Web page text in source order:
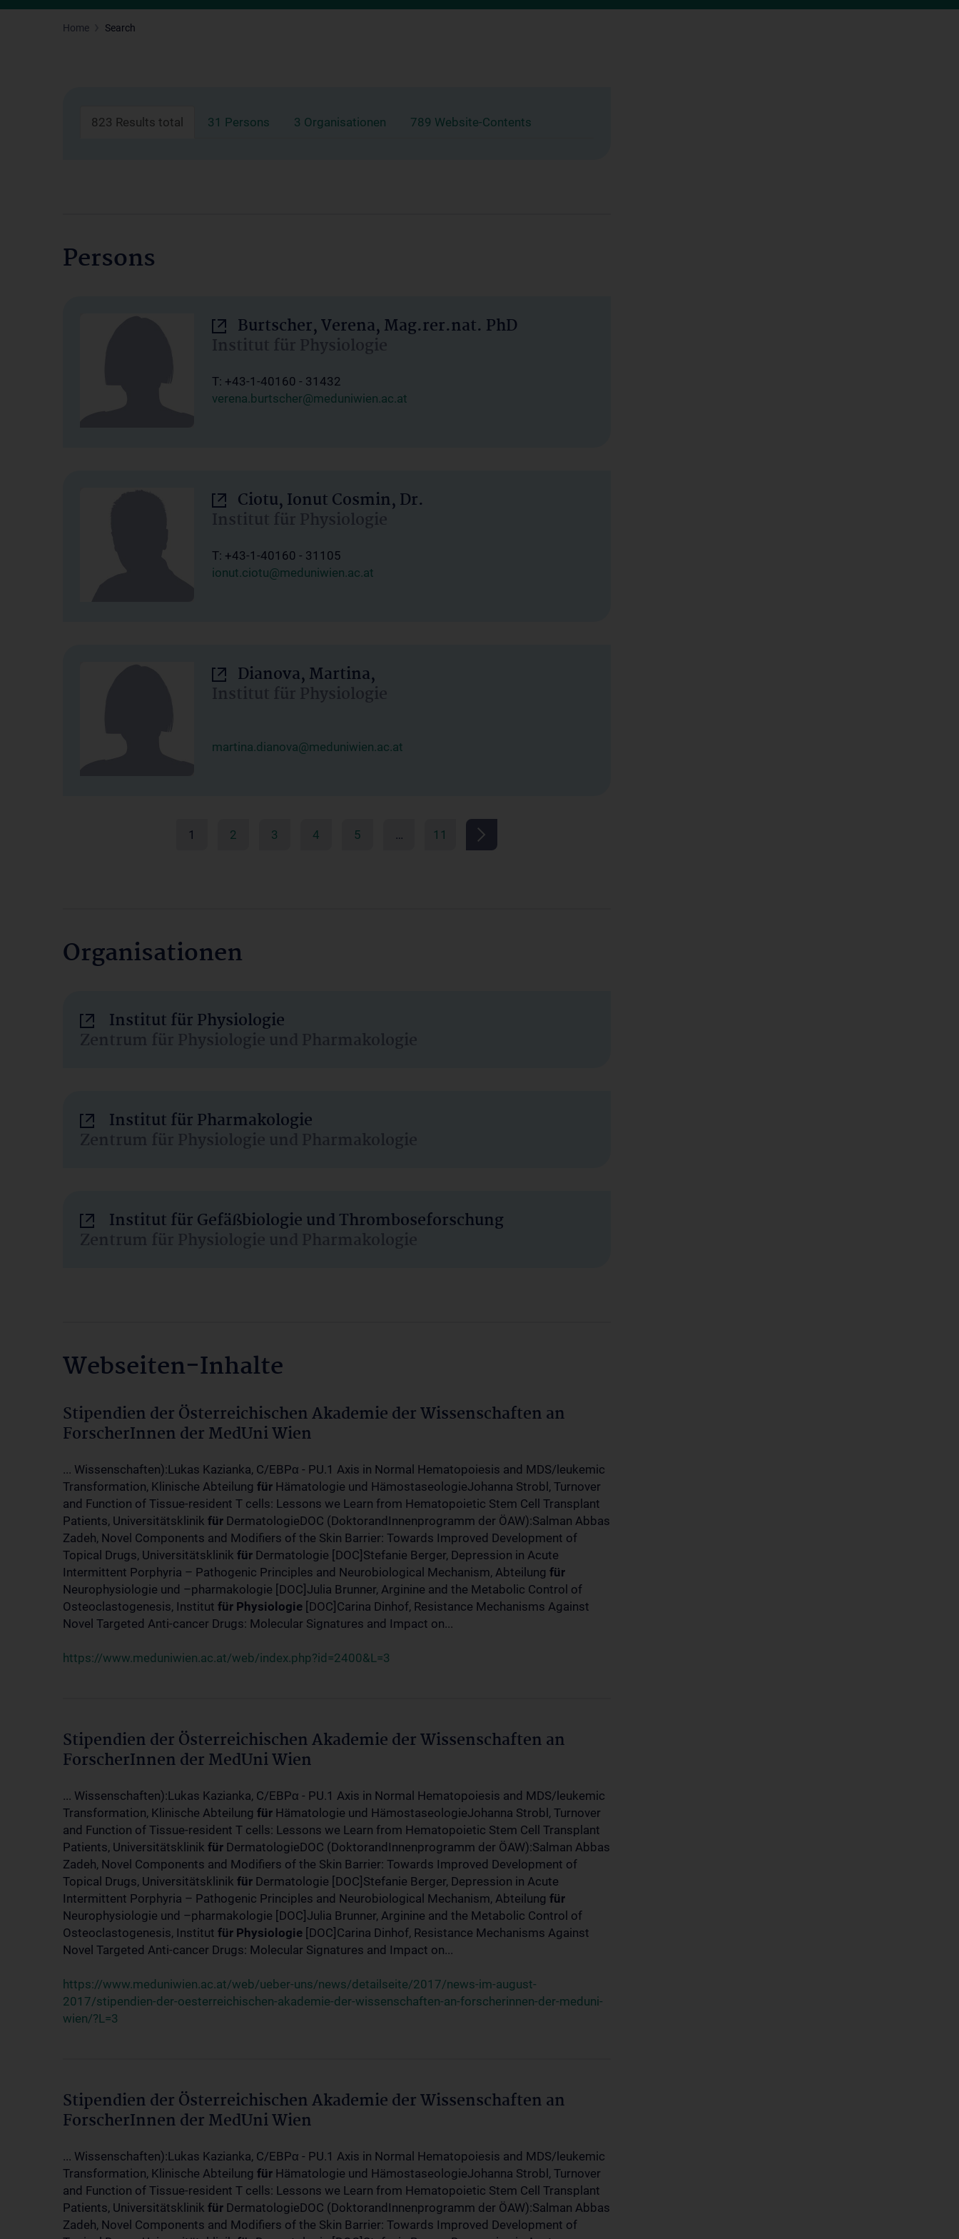
Home Search
823 Results total 31 Persons 3 Organisationen 789 Website-Contents
Persons
Burtscher, Verena, Mag.rer.nat. PhD
Institut für Physiologie
T: +43-1-40160 - 31432
verena.burtscher@meduniwien.ac.at
Ciotu, Ionut Cosmin, Dr.
Institut für Physiologie
T: +43-1-40160 - 31105
ionut.ciotu@meduniwien.ac.at
Dianova, Martina,
Institut für Physiologie
martina.dianova@meduniwien.ac.at
1 2 3 4 5 … 11
Organisationen
Institut für Physiologie
Zentrum für Physiologie und Pharmakologie
Institut für Pharmakologie
Zentrum für Physiologie und Pharmakologie
Institut für Gefäßbiologie und Thromboseforschung
Zentrum für Physiologie und Pharmakologie
Webseiten-Inhalte
Stipendien der Österreichischen Akademie der Wissenschaften an
ForscherInnen der MedUni Wien
... Wissenschaften):Lukas Kazianka, C/EBPα - PU.1 Axis in Normal Hematopoiesis and MDS/leukemic
Transformation, Klinische Abteilung für Hämatologie und HämostaseologieJohanna Strobl, Turnover
and Function of Tissue-resident T cells: Lessons we Learn from Hematopoietic Stem Cell Transplant
Patients, Universitätsklinik für DermatologieDOC (DoktorandInnenprogramm der ÖAW):Salman Abbas
Zadeh, Novel Components and Modifiers of the Skin Barrier: Towards Improved Development of
Topical Drugs, Universitätsklinik für Dermatologie [DOC]Stefanie Berger, Depression in Acute
Intermittent Porphyria – Pathogenic Principles and Neurobiological Mechanism, Abteilung für
Neurophysiologie und –pharmakologie [DOC]Julia Brunner, Arginine and the Metabolic Control of
Osteoclastogenesis, Institut für Physiologie [DOC]Carina Dinhof, Resistance Mechanisms Against
Novel Targeted Anti-cancer Drugs: Molecular Signatures and Impact on...
https://www.meduniwien.ac.at/web/index.php?id=2400&L=3
Stipendien der Österreichischen Akademie der Wissenschaften an
ForscherInnen der MedUni Wien
... Wissenschaften):Lukas Kazianka, C/EBPα - PU.1 Axis in Normal Hematopoiesis and MDS/leukemic
Transformation, Klinische Abteilung für Hämatologie und HämostaseologieJohanna Strobl, Turnover
and Function of Tissue-resident T cells: Lessons we Learn from Hematopoietic Stem Cell Transplant
Patients, Universitätsklinik für DermatologieDOC (DoktorandInnenprogramm der ÖAW):Salman Abbas
Zadeh, Novel Components and Modifiers of the Skin Barrier: Towards Improved Development of
Topical Drugs, Universitätsklinik für Dermatologie [DOC]Stefanie Berger, Depression in Acute
Intermittent Porphyria – Pathogenic Principles and Neurobiological Mechanism, Abteilung für
Neurophysiologie und –pharmakologie [DOC]Julia Brunner, Arginine and the Metabolic Control of
Osteoclastogenesis, Institut für Physiologie [DOC]Carina Dinhof, Resistance Mechanisms Against
Novel Targeted Anti-cancer Drugs: Molecular Signatures and Impact on...
https://www.meduniwien.ac.at/web/ueber-uns/news/detailseite/2017/news-im-august-
2017/stipendien-der-oesterreichischen-akademie-der-wissenschaften-an-forscherinnen-der-meduni-
wien/?L=3
Stipendien der Österreichischen Akademie der Wissenschaften an
ForscherInnen der MedUni Wien
... Wissenschaften):Lukas Kazianka, C/EBPα - PU.1 Axis in Normal Hematopoiesis and MDS/leukemic
Transformation, Klinische Abteilung für Hämatologie und HämostaseologieJohanna Strobl, Turnover
and Function of Tissue-resident T cells: Lessons we Learn from Hematopoietic Stem Cell Transplant
Patients, Universitätsklinik für DermatologieDOC (DoktorandInnenprogramm der ÖAW):Salman Abbas
Zadeh, Novel Components and Modifiers of the Skin Barrier: Towards Improved Development of